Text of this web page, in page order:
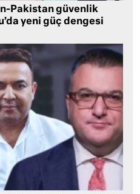
Pakistan güvenlik
yeni güç dengesi